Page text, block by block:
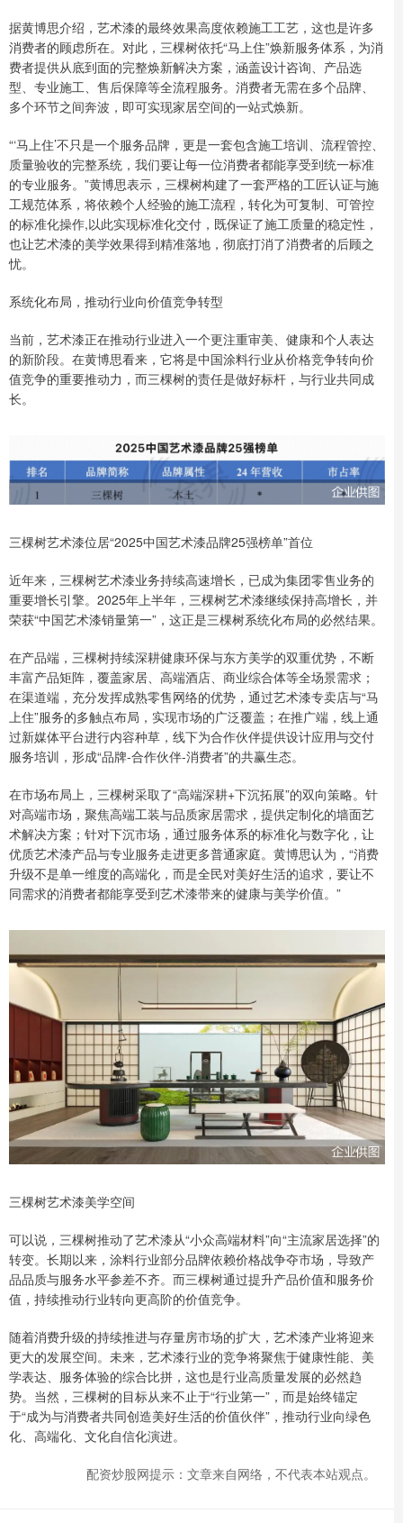
据黄博思介绍，艺术漆的最终效果高度依赖施工工艺，这也是许多
消费者的顾虑所在。对此，三棵树依托“马上住”焕新服务体系，为消
费者提供从底到面的完整焕新解决方案，涵盖设计咨询、产品选
型、专业施工、售后保障等全流程服务。消费者无需在多个品牌、
多个环节之间奔波，即可实现家居空间的一站式焕新。
“‘马上住’不只是一个服务品牌，更是一套包含施工培训、流程管控、
质量验收的完整系统，我们要让每一位消费者都能享受到统一标准
的专业服务。”黄博思表示，三棵树构建了一套严格的工匠认证与施
工规范体系，将依赖个人经验的施工流程，转化为可复制、可管控
的标准化操作,以此实现标准化交付，既保证了施工质量的稳定性，
也让艺术漆的美学效果得到精准落地，彻底打消了消费者的后顾之
忧。
系统化布局，推动行业向价值竞争转型
当前，艺术漆正在推动行业进入一个更注重审美、健康和个人表达
的新阶段。在黄博思看来，它将是中国涂料行业从价格竞争转向价
值竞争的重要推动力，而三棵树的责任是做好标杆，与行业共同成
长。
三棵树艺术漆位居“2025中国艺术漆品牌25强榜单”首位
近年来，三棵树艺术漆业务持续高速增长，已成为集团零售业务的
重要增长引擎。2025年上半年，三棵树艺术漆继续保持高增长，并
荣获“中国艺术漆销量第一”，这正是三棵树系统化布局的必然结果。
在产品端，三棵树持续深耕健康环保与东方美学的双重优势，不断
丰富产品矩阵，覆盖家居、高端酒店、商业综合体等全场景需求；
在渠道端，充分发挥成熟零售网络的优势，通过艺术漆专卖店与“马
上住”服务的多触点布局，实现市场的广泛覆盖；在推广端，线上通
过新媒体平台进行内容种草，线下为合作伙伴提供设计应用与交付
服务培训，形成“品牌-合作伙伴-消费者”的共赢生态。
在市场布局上，三棵树采取了“高端深耕+下沉拓展”的双向策略。针
对高端市场，聚焦高端工装与品质家居需求，提供定制化的墙面艺
术解决方案；针对下沉市场，通过服务体系的标准化与数字化，让
优质艺术漆产品与专业服务走进更多普通家庭。黄博思认为，“消费
升级不是单一维度的高端化，而是全民对美好生活的追求，要让不
同需求的消费者都能享受到艺术漆带来的健康与美学价值。”
三棵树艺术漆美学空间
可以说，三棵树推动了艺术漆从“小众高端材料”向“主流家居选择”的
转变。长期以来，涂料行业部分品牌依赖价格战争夺市场，导致产
品品质与服务水平参差不齐。而三棵树通过提升产品价值和服务价
值，持续推动行业转向更高阶的价值竞争。
随着消费升级的持续推进与存量房市场的扩大，艺术漆产业将迎来
更大的发展空间。未来，艺术漆行业的竞争将聚焦于健康性能、美
学表达、服务体验的综合比拼，这也是行业高质量发展的必然趋
势。当然，三棵树的目标从来不止于“行业第一”，而是始终锚定
于“成为与消费者共同创造美好生活的价值伙伴”，推动行业向绿色
化、高端化、文化自信化演进。
配资炒股网提示：文章来自网络，不代表本站观点。